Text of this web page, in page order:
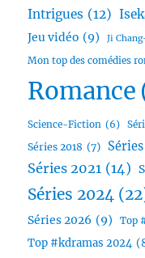
Intrigues (12)
Jeu vidéo (9) Ji
Mon top des comédies
Romance
Science-Fiction (6)
Séries 2018 (7)
Séries 2021 (14)
Séries 2024
Séries 2026 (9) Top
Top #kdramas 2024